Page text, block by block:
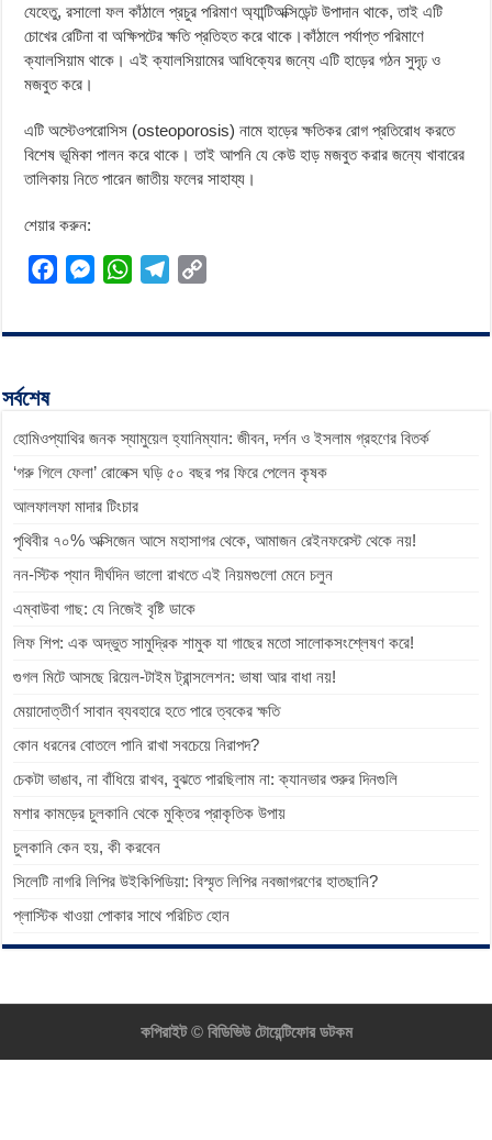
যেহেতু, রসালো ফল কাঁঠালে প্রচুর পরিমাণ অ্যান্টিঅক্সিডেন্ট উপাদান থাকে, তাই এটি
চোখের রেটিনা বা অক্ষিপটের ক্ষতি প্রতিহত করে থাকে।কাঁঠালে পর্যাপ্ত পরিমাণে
ক্যালসিয়াম থাকে। এই ক্যালসিয়ামের আধিক্যের জন্যে এটি হাড়ের গঠন সুদৃঢ় ও
মজবুত করে।
এটি অস্টেওপরোসিস (osteoporosis) নামে হাড়ের ক্ষতিকর রোগ প্রতিরোধ করতে
বিশেষ ভূমিকা পালন করে থাকে। তাই আপনি যে কেউ হাড় মজবুত করার জন্যে খাবারের
তালিকায় নিতে পারেন জাতীয় ফলের সাহায্য।
শেয়ার করুন:
o
k
M
g
e
W
p
p
a
m
n
k
সর্বশেষ
হোমিওপ্যাথির জনক স্যামুয়েল হ্যানিম্যান: জীবন, দর্শন ও ইসলাম গ্রহণের বিতর্ক
‘গরু গিলে ফেলা’ রোলেক্স ঘড়ি ৫০ বছর পর ফিরে পেলেন কৃষক
আলফালফা মাদার টিংচার
পৃথিবীর ৭০% অক্সিজেন আসে মহাসাগর থেকে, আমাজন রেইনফরেস্ট থেকে নয়!
নন-স্টিক প্যান দীর্ঘদিন ভালো রাখতে এই নিয়মগুলো মেনে চলুন
এম্বাউবা গাছ: যে নিজেই বৃষ্টি ডাকে
লিফ শিপ: এক অদ্ভুত সামুদ্রিক শামুক যা গাছের মতো সালোকসংশ্লেষণ করে!
গুগল মিটে আসছে রিয়েল-টাইম ট্রান্সলেশন: ভাষা আর বাধা নয়!
মেয়াদোত্তীর্ণ সাবান ব্যবহারে হতে পারে ত্বকের ক্ষতি
কোন ধরনের বোতলে পানি রাখা সবচেয়ে নিরাপদ?
চেকটা ভাঙাব, না বাঁধিয়ে রাখব, বুঝতে পারছিলাম না: ক্যানভার শুরুর দিনগুলি
মশার কামড়ের চুলকানি থেকে মুক্তির প্রাকৃতিক উপায়
চুলকানি কেন হয়, কী করবেন
সিলেটি নাগরি লিপির উইকিপিডিয়া: বিস্মৃত লিপির নবজাগরণের হাতছানি?
প্লাস্টিক খাওয়া পোকার সাথে পরিচিত হোন
কপিরাইট ©বিডিভিউ টোয়েন্টিফোর ডটকম